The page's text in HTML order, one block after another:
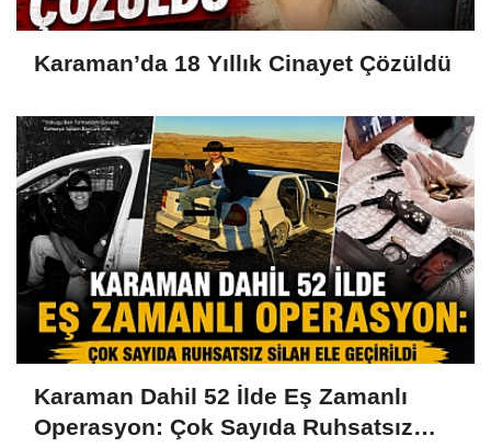
Karaman’da 18 Yıllık Cinayet Çözüldü
Karaman Dahil 52 İlde Eş Zamanlı
Operasyon: Çok Sayıda Ruhsatsız